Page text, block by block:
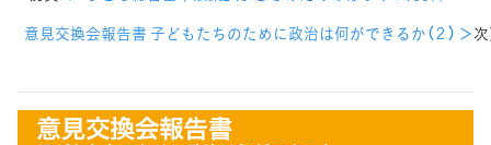
意見交換会報告書 子どもたちのために政治は何ができるか（２） ＞